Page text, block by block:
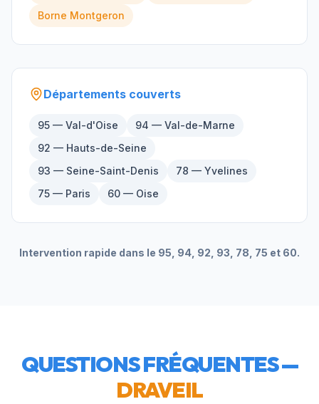
Borne Montgeron
Départements couverts
95 — Val-d'Oise
94 — Val-de-Marne
92 — Hauts-de-Seine
93 — Seine-Saint-Denis
78 — Yvelines
75 — Paris
60 — Oise
Intervention rapide dans le 95, 94, 92, 93, 78, 75 et 60.
QUESTIONS FRÉQUENTES —
DRAVEIL